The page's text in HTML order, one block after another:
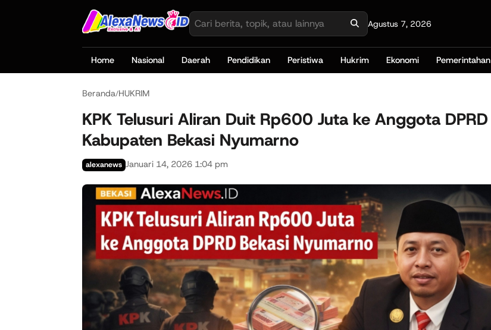
Agustus 7, 2026
Home Nasional Daerah Pendidikan Peristiwa Hukrim Ekonomi Pemerintahan
Beranda/HUKRIM
KPK Telusuri Aliran Duit Rp600 Juta ke Anggota DPRD
Kabupaten Bekasi Nyumarno
alexanews Januari 14, 2026 1:04 pm